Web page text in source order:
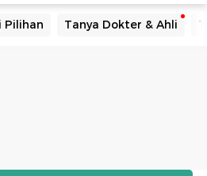
Pilihan Tanya Dokter & Ahli